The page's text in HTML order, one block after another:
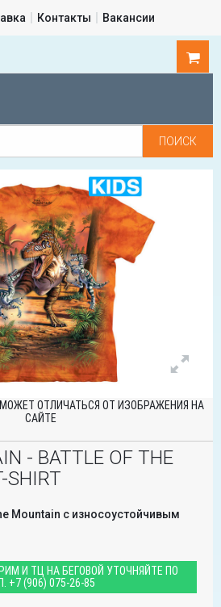
Контакты Вакансии
ОТЛИЧАТЬСЯ ОТ ИЗОБРАЖЕНИЯ НА
САЙТЕ
- BATTLE OF THE
SHIRT
Mountain с износоустойчивым
И ТЦ НА БЕГОВОЙ УТОЧНЯЙТЕ ПО
+7 (906) 075-26-85